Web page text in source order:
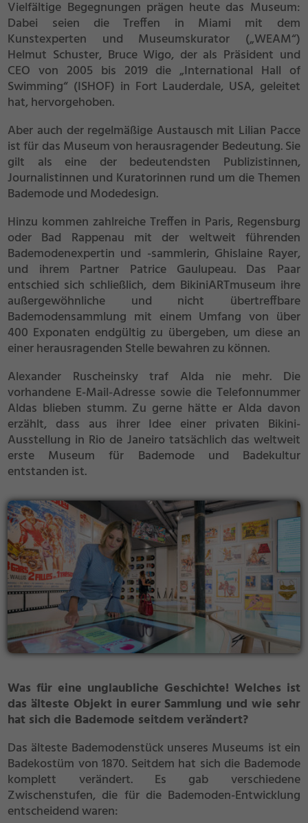
Vielfältige Begegnungen prägen heute das Museum:
Dabei seien die Treffen in Miami mit dem
Kunstexperten und Museumskurator („WEAM“)
Helmut Schuster, Bruce Wigo, der als Präsident und
CEO von 2005 bis 2019 die „International Hall of
Swimming“ (ISHOF) in Fort Lauderdale, USA, geleitet
hat, hervorgehoben.
Aber auch der regelmäßige Austausch mit Lilian Pacce
ist für das Museum von herausragender Bedeutung. Sie
gilt als eine der bedeutendsten Publizistinnen,
Journalistinnen und Kuratorinnen rund um die Themen
Bademode und Modedesign.
Hinzu kommen zahlreiche Treffen in Paris, Regensburg
oder Bad Rappenau mit der weltweit führenden
Bademodenexpertin und -sammlerin, Ghislaine Rayer,
und ihrem Partner Patrice Gaulupeau. Das Paar
entschied sich schließlich, dem BikiniARTmuseum ihre
außergewöhnliche und nicht übertreffbare
Bademodensammlung mit einem Umfang von über
400 Exponaten endgültig zu übergeben, um diese an
einer herausragenden Stelle bewahren zu können.
Alexander Ruscheinsky traf Alda nie mehr. Die
vorhandene E-Mail-Adresse sowie die Telefonnummer
Aldas blieben stumm. Zu gerne hätte er Alda davon
erzählt, dass aus ihrer Idee einer privaten Bikini-
Ausstellung in Rio de Janeiro tatsächlich das weltweit
erste Museum für Bademode und Badekultur
entstanden ist.
Was für eine unglaubliche Geschichte! Welches ist
das älteste Objekt in eurer Sammlung und wie sehr
hat sich die Bademode seitdem verändert?
Das älteste Bademodenstück unseres Museums ist ein
Badekostüm von 1870. Seitdem hat sich die Bademode
komplett verändert. Es gab verschiedene
Zwischenstufen, die für die Bademoden-Entwicklung
entscheidend waren: